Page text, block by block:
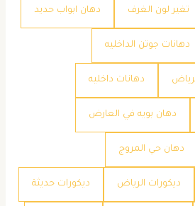
تغير لون الغرف دهان ابواب حديد
دهانات جوتن الداخليه
دهانات داخليه
دهان بويه في العارض
دهان حي المروج
ديكورات الرياض ديكورات حديثة